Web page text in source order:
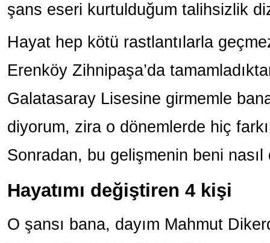
şans eseri kurtulduğum talihsizlik
Hayat hep kötü rastlantılarla
Erenköy Zihnipaşa’da
Galatasaray Lisesine girmemle
diyorum, zira o dönemlerde hiç
Sonradan, bu gelişmenin beni nasıl
Hayatımı değiştiren 4 kişi
O şansı bana, dayım Mahmut